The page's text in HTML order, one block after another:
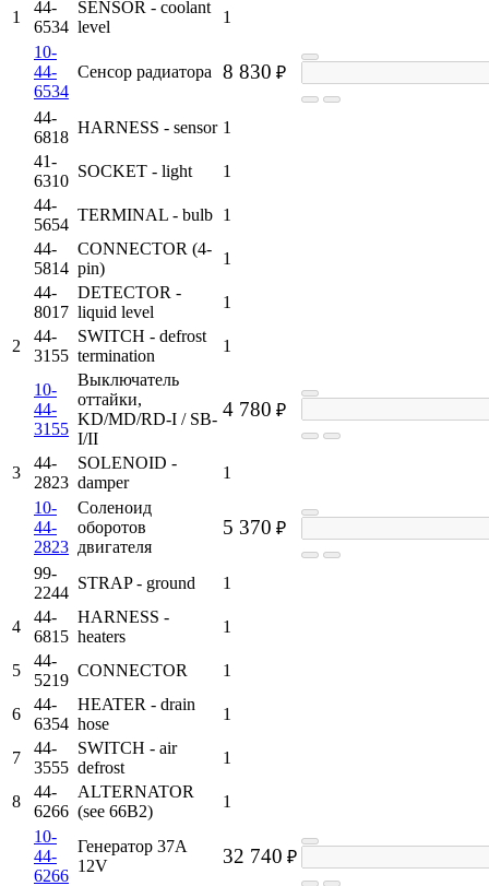
1
44-
6534
SENSOR - coolant
level
1
10-
44-
6534
Сенсор радиатора 8 830 ₽
44-
6818
HARNESS - sensor 1
41-
6310
SOCKET - light
1
44-
5654
TERMINAL - bulb 1
44-
5814
CONNECTOR (4-
pin)
1
44-
8017
DETECTOR -
liquid level
1
2
44-
3155
SWITCH - defrost
termination
1
10-
44-
3155
Выключатель
оттайки,
KD/MD/RD-I / SB-
I/II
4 780 ₽
3
44-
2823
SOLENOID -
damper
1
10-
44-
2823
Соленоид
оборотов
двигателя
5 370 ₽
99-
2244
STRAP - ground 1
4
44-
6815
HARNESS -
heaters
1
5
44-
5219
CONNECTOR 1
6
44-
6354
HEATER - drain
hose
1
7
44-
3555
SWITCH - air
defrost
1
8
44-
6266
ALTERNATOR
(see 66B2)
1
10-
44-
6266
Генератор 37A
12V
32 740 ₽